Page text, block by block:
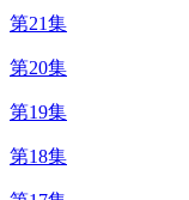
第21集
第20集
第19集
第18集